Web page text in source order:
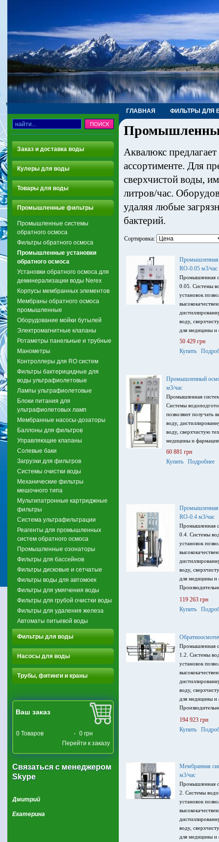
ГЛАВНАЯ ФИЛЬТРЫ ДЛЯ
Заказ и доставка воды
Кулеры для воды
Товары для воды
Промышленные фильтры
Промышленные системы
обратного осмоса
Фильтры обратного осмоса
Промышленные установки
обратного осмоса
Установки обратного осмоса для
деминерализации воды Nerex
Корпусы мембранных элементов
Мембраны обратного осмоса
промышленные
Оборудование мойки бутылей
Электромагнитные клапаны
Ротаметры панельные и трубные
Манометры
Контроллеры для RO систем
Фильтры бактерицидные для
воды ультрафиолетовые
Лампы ультрафиолетовые
Блоки питания для
ультрафиолетовых ламп
Мембранные насосы-дозаторы
Баллоны для фильтров
Управляющие клапаны
Солевые баки
Загрузки для фильтров
Системы очистки воды
Механические фильтры
мешочного типа
Мультипатронные картриджные
фильтры
Система ультрафильтрации
Реагенты для промышленных
систем обратного осмоса
Промышленные озонаторы
Фильтры для бассейнов
Фильтры дисковые и сетчатые
Фильтры воды для автомоек
Фильтры для умягчения воды
Фильтры для грубой очистки воды
Фильтры для удаления железа
Автоматы питьевой воды
Фильтры для воды
Насосы для воды
Трубы, фитинги и краны
Ваш заказ
0 Товаров - 0 грн
Перейти к заказу
Связаться с менеджером
Skype
Дмитрий
Екатерина
Промышленные
Аквалюкс
ассортименте. Для
сверхчистой воды,
литров/час.
удаляя любые
бактерий.
Сортировка:
Промышленная
RO-0.05 м3/час
Промышленная
0.05. Системы
установок
воду,
для медицины и
50 429 грн
Купить
Промышленный
м3/час
Промышленная
Системы
позволяют получать
воду,
воду, сверхчистую
медицины и
60 881 грн
Купить
Подробнее
Промышленная
RO-0.4 м3/час
Промышленная
0.4. Системы
установок
воду,
для медицины и
мембранами
220В, 50 Гц.
119 263 грн
Купить
Промышленная
1.2. Системы
установок
воду,
для медицины и
мембранами
194 923 грн
Купить
Мембранная
м3/час
Промышленная
2. Системы
установок
воду,
для медицины и